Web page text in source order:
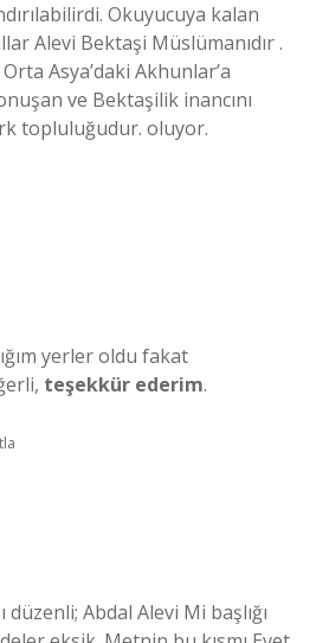
Okuyucuya kalan
Alevi Bektaşi Müslümanıdır .
Asya’daki Akhunlar’a
ve Bektaşilik inancını
topluluğudur. oluyor.
yerler oldu fakat
teşekkür ederim.
düzenli; Abdal Alevi Mi başlığı